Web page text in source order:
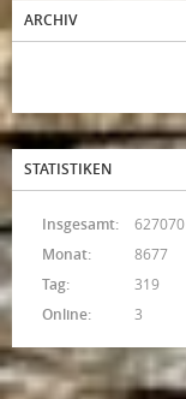
ARCHIV
STATISTIKEN
Online: 3
Insgesamt:
627070
Monat:
8677
Tag:
319